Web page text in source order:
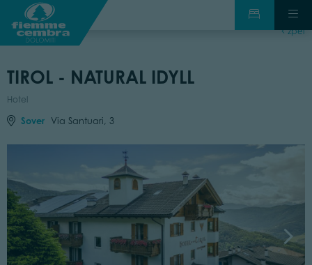
zpět
TIROL - NATURAL IDYLL
Hotel
Sover Via Santuari, 3